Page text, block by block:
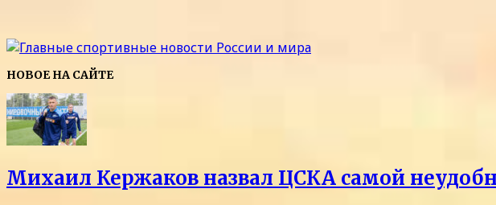
НОВОЕ НА САЙТЕ
Михаил Кержаков назвал ЦСКА самой